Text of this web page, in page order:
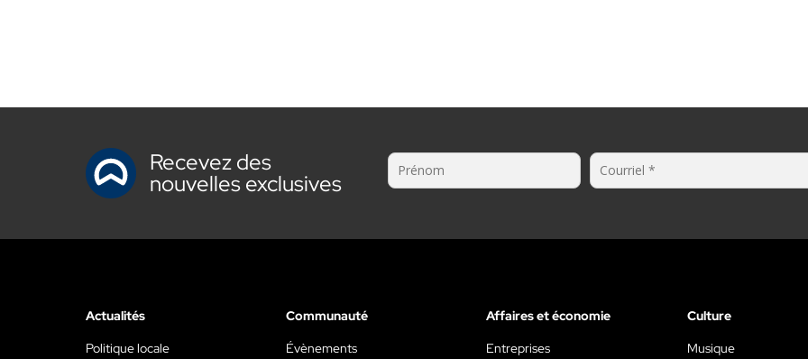
Recevez des
nouvelles exclusives
Actualités
Politique locale
Communauté
Évènements
Affaires et économie
Entreprises
Culture
Musique